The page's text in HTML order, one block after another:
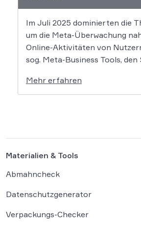
Im Juli 2025 dominierten die
um die Meta-Überwachung
Online-Aktivitäten von
sog. Meta-Business Tools,
Cam-Debatte. Flankiert wurde
knackigen Einschätzungen zu
Mehr erfahren
Materialien & Tools
Abmahncheck
Datenschutzgenerator
Verpackungs-Checker